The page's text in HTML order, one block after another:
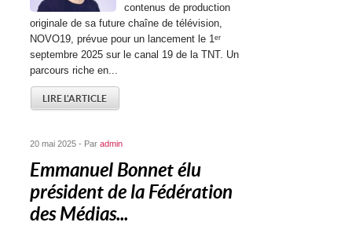
contenus de production
originale de sa future chaîne de télévision,
NOVO19, prévue pour un lancement le 1ᵉʳ
septembre 2025 sur le canal 19 de la TNT. Un
parcours riche en...
LIRE L'ARTICLE
20 mai 2025 - Paradmin
Emmanuel Bonnet élu
président de la Fédération
des Médias...